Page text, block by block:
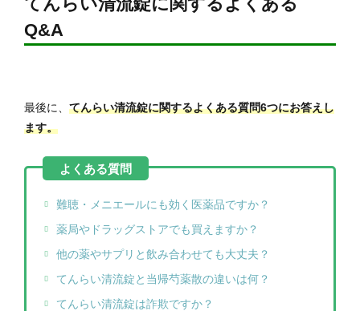
Q&A
最後に、 てんらい清流錠に関するよくある質問6つにお答えし
ます。
難聴・メニエールにも効く医薬品ですか？
薬局やドラッグストアでも買えますか？
他の薬やサプリと飲み合わせても大丈夫？
てんらい清流錠と当帰芍薬散の違いは何？
てんらい清流錠は詐欺ですか？